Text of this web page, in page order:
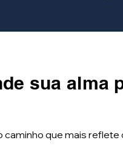
sua alma
caminho que mais